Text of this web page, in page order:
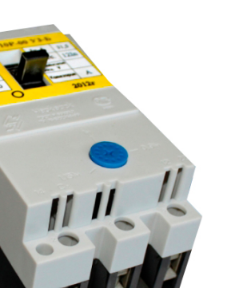
диэлектрические
Стремянки с
Стремянки с
опорой
Ширмы
РЗА (шторы)